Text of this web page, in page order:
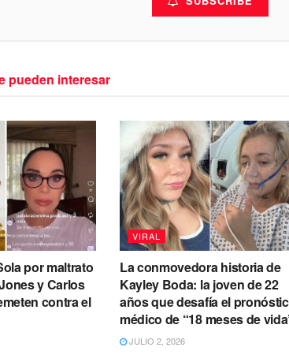
pueden interesar
por maltrato
y Carlos
contra el
VIRAL
La conmovedora historia de
Kayley Boda: la joven de 22
años que desafía el
médico de “18 meses de
JULIO 2, 2026